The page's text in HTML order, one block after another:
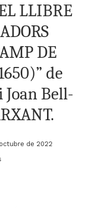
LLIBRE
DE
de
Joan Bell-
de 2022